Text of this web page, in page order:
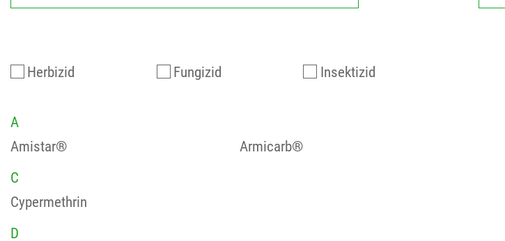
Herbizid Fungizid Insektizid
A
Amistar®
Armicarb®
C
Cypermethrin
D